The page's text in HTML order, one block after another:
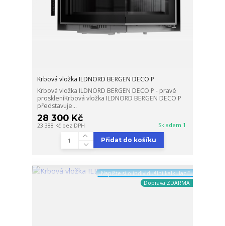
Krbová vložka ILDNORD BERGEN DECO P
Krbová vložka ILDNORD BERGEN DECO P - pravé
proskleníKrbová vložka ILDNORD BERGEN DECO P
představuje...
28 300 Kč
23 388 Kč bez DPH Skladem 1
Přidat do košíku
„Napište si o individuální kalkulaci“
Doprava ZDARMA